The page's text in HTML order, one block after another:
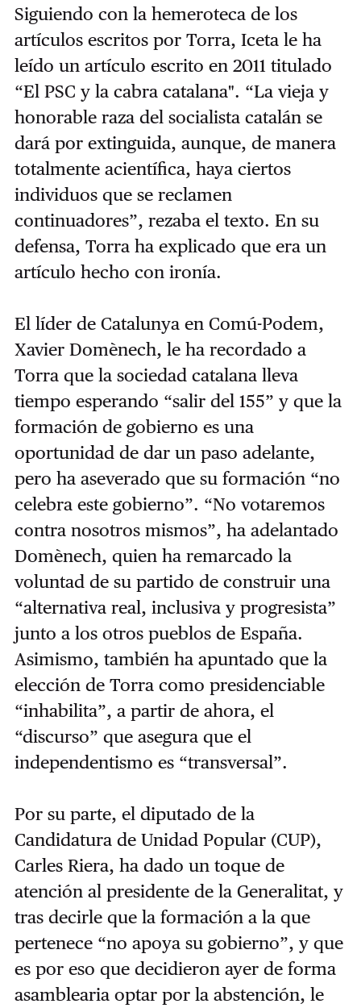
Siguiendo con la hemeroteca de los
artículos escritos por Torra, Iceta le ha
leído un artículo escrito en 2011 titulado
“El PSC y la cabra catalana". “La vieja y
honorable raza del socialista catalán se
dará por extinguida, aunque, de manera
totalmente acientífica, haya ciertos
individuos que se reclamen
continuadores”, rezaba el texto. En su
defensa, Torra ha explicado que era un
artículo hecho con ironía.
El líder de Catalunya en Comú-Podem,
Xavier Domènech, le ha recordado a
Torra que la sociedad catalana lleva
tiempo esperando “salir del 155” y que la
formación de gobierno es una
oportunidad de dar un paso adelante,
pero ha aseverado que su formación “no
celebra este gobierno”. “No votaremos
contra nosotros mismos”, ha adelantado
Domènech, quien ha remarcado la
voluntad de su partido de construir una
“alternativa real, inclusiva y progresista”
junto a los otros pueblos de España.
Asimismo, también ha apuntado que la
elección de Torra como presidenciable
“inhabilita”, a partir de ahora, el
“discurso” que asegura que el
independentismo es “transversal”.
Por su parte, el diputado de la
Candidatura de Unidad Popular (CUP),
Carles Riera, ha dado un toque de
atención al presidente de la Generalitat, y
tras decirle que la formación a la que
pertenece “no apoya su gobierno”, y que
es por eso que decidieron ayer de forma
asamblearia optar por la abstención, le